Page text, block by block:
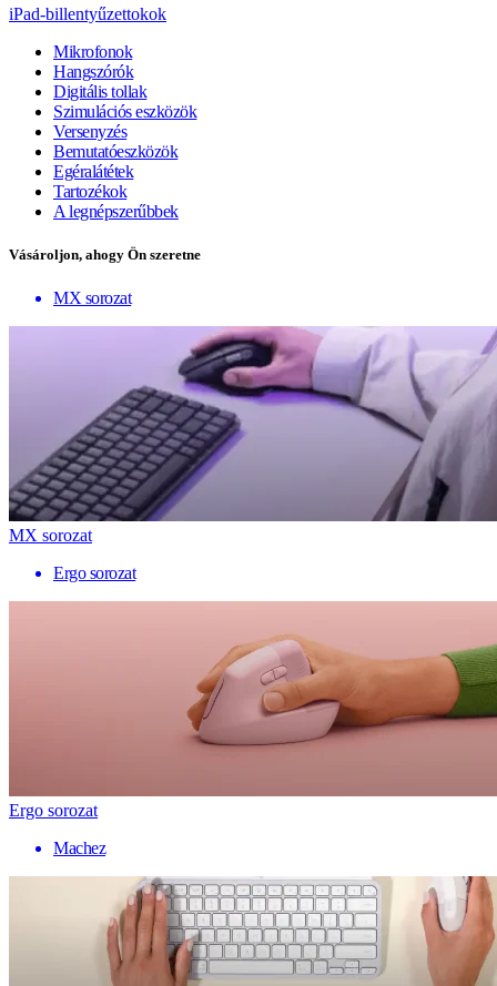
iPad-billentyűzettokok
Mikrofonok
Hangszórók
Digitális tollak
Szimulációs eszközök
Versenyzés
Bemutatóeszközök
Egéralátétek
Tartozékok
A legnépszerűbbek
Vásároljon, ahogy Ön szeretne
MX sorozat
MX sorozat
Ergo sorozat
Ergo sorozat
Machez